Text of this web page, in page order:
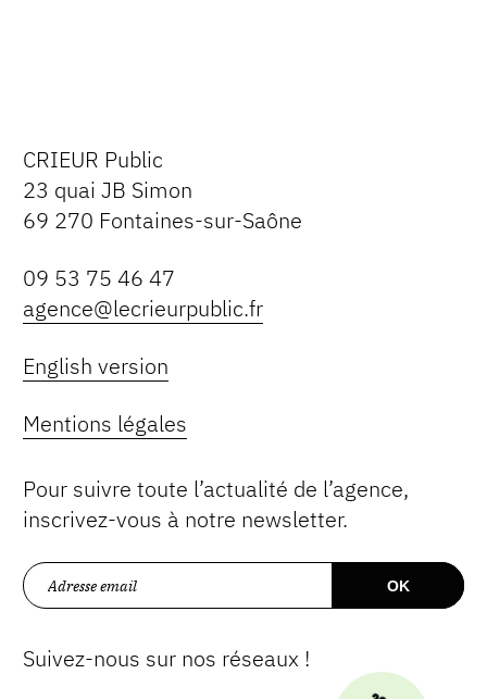
CRIEUR Public
23 quai JB Simon
69 270 Fontaines-sur-Saône
09 53 75 46 47
agence@lecrieurpublic.fr
English version
Mentions légales
Pour suivre toute l’actualité de l’agence,
inscrivez-vous à notre newsletter.
Suivez-nous sur nos réseaux !